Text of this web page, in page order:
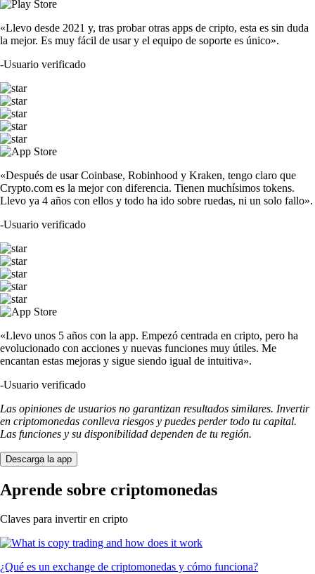
«Llevo desde 2021 y, tras probar otras apps de cripto, esta es sin duda
la mejor. Es muy fácil de usar y el equipo de soporte es único».
-Usuario verificado
«Después de usar Coinbase, Robinhood y Kraken, tengo claro que
Crypto.com es la mejor con diferencia. Tienen muchísimos tokens.
Llevo ya 4 años con ellos y todo ha ido sobre ruedas, ni un solo fallo».
-Usuario verificado
«Llevo unos 5 años con la app. Empezó centrada en cripto, pero ha
evolucionado con acciones y nuevas funciones muy útiles. Me
encantan estas mejoras y sigue siendo igual de intuitiva».
-Usuario verificado
Las opiniones de usuarios no garantizan resultados similares. Invertir
en criptomonedas conlleva riesgos y puedes perder todo tu capital.
Las funciones y su disponibilidad dependen de tu región.
Descarga la app
Aprende sobre criptomonedas
Claves para invertir en cripto
¿Qué es un exchange de criptomonedas y cómo funciona?